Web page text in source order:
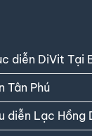
diễn DiVit Tại
Tân Phú
diễn Lạc Hồng